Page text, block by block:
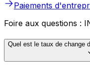
Paiements
Foire aux questions :
Quel est le taux de change